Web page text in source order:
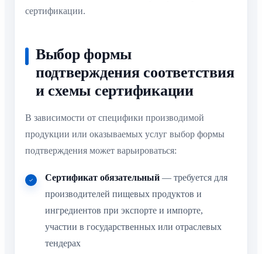
сертификации.
Выбор формы
подтверждения соответствия
и схемы сертификации
В зависимости от специфики производимой
продукции или оказываемых услуг выбор формы
подтверждения может варьироваться:
Сертификат обязательный — требуется для
производителей пищевых продуктов и
ингредиентов при экспорте и импорте,
участии в государственных или отраслевых
тендерах